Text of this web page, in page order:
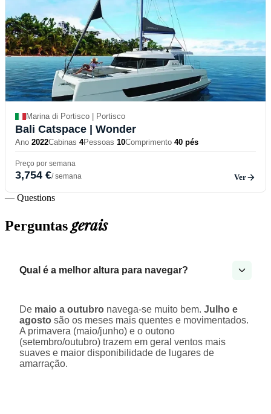
Marina di Portisco | Portisco
Bali Catspace | Wonder
Ano 2022Cabinas 4Pessoas 10Comprimento 40 pés
Preço por semana
3,754 €/ semana Ver
— Questions
Perguntasgerais
Qual é a melhor altura para navegar?
De maio a outubro navega-se muito bem. Julho e
agosto são os meses mais quentes e movimentados.
A primavera (maio/junho) e o outono
(setembro/outubro) trazem em geral ventos mais
suaves e maior disponibilidade de lugares de
amarração.